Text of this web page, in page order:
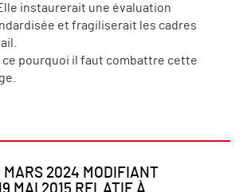
instaurerait une évaluation
et fragiliserait les cadres
ce pourquoi il faut combattre cette
MARS 2024 MODIFIANT